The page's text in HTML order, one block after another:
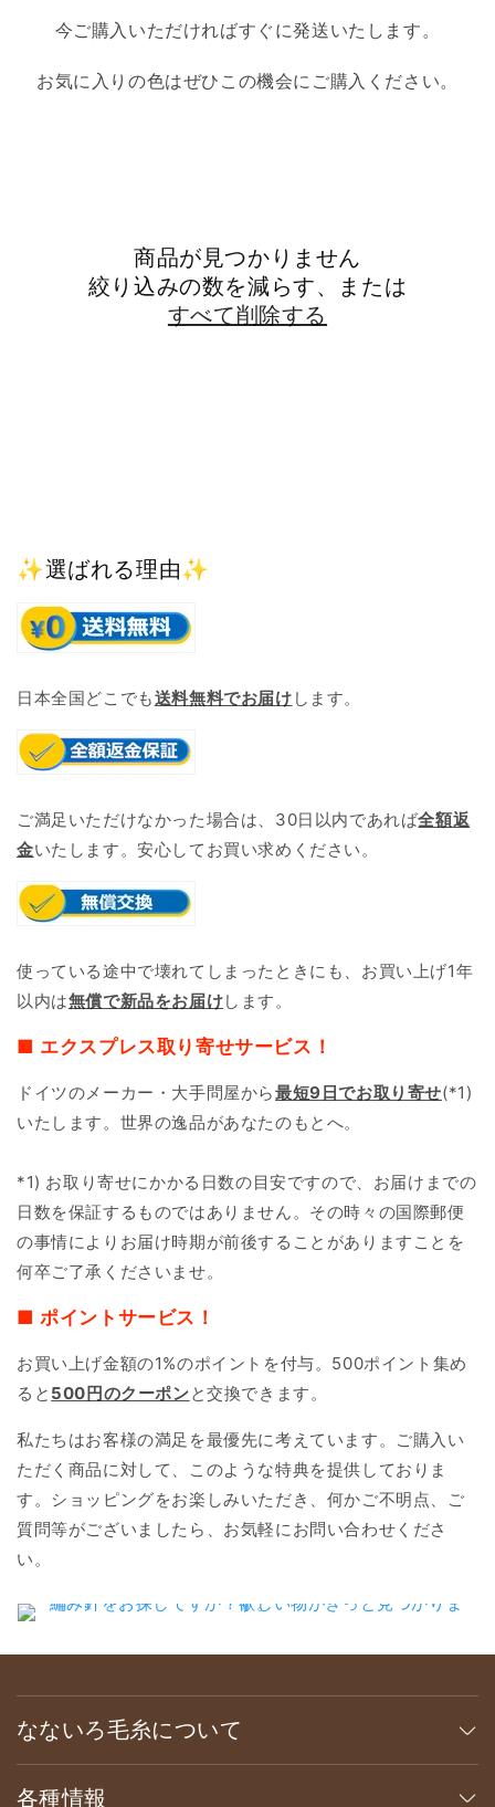
今ご購入いただければすぐに発送いたします。
お気に入りの色はぜひこの機会にご購入ください。
商品が見つかりません
絞り込みの数を減らす、または
すべて削除する
✨選ばれる理由✨
日本全国どこでも送料無料でお届け します。
ご満足いただけなかった場合は、30日以内であれば全額返
金いたします。安心してお買い求めください。
使っている途中で壊れてしまったときにも、お買い上げ1年
以内は無償で新品をお届けします。
■ エクスプレス取り寄せサービス！
ドイツのメーカー・大手問屋から最短9日でお取り寄せ(*1)
いたします。世界の逸品があなたのもとへ。
*1) お取り寄せにかかる日数の目安ですので、お届けまでの
日数を保証するものではありません。その時々の国際郵便
の事情によりお届け時期が前後することがありますことを
何卒ご了承くださいませ。
■ ポイントサービス！
お買い上げ金額の1%のポイントを付与。500ポイント集め
ると 500円のクーポンと交換できます。
私たちはお客様の満足を最優先に考えています。ご購入い
ただく商品に対して、このような特典を提供しておりま
す。ショッピングをお楽しみいただき、何かご不明点、ご
質問等がございましたら、お気軽にお問い合わせくださ
い。
なないろ毛糸について
各種情報